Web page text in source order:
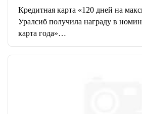
Кредитная карта «120 дней на
Уралсиб получила награду в
карта года»…